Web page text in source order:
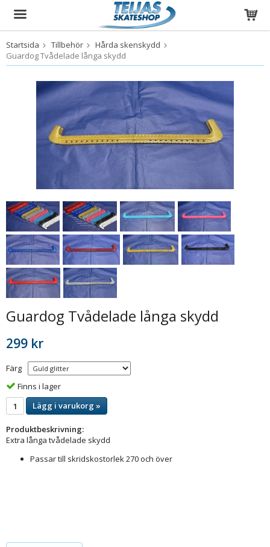
Produkten har blivit tillagd i varukorgen
Startsida Tillbehör
Hårda skenskydd
Guardog Tvådelade långa skydd
Guardog Tvådelade långa skydd
299 kr
Färg
Finns i lager
Lägg i varukorg »
Produktbeskrivning:
Extra långa tvådelade skydd
Passar till skridskostorlek 270 och över